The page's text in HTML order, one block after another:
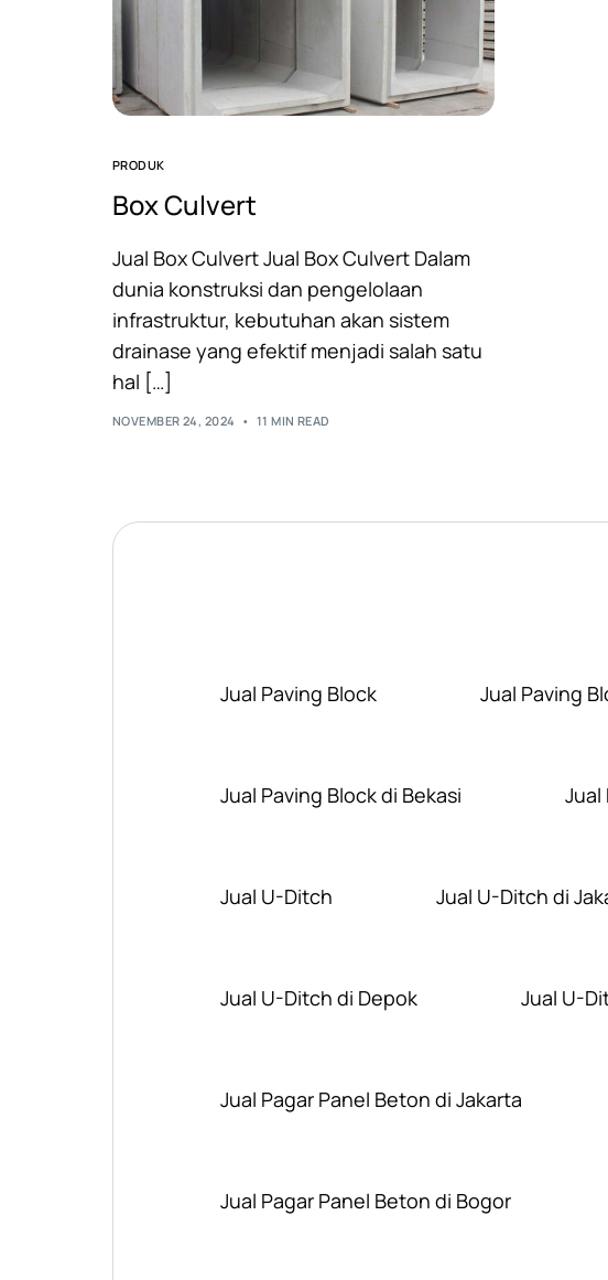
PRODUK
Box Culvert
Jual Box Culvert Jual Box Culvert Dalam
dunia konstruksi dan pengelolaan
infrastruktur, kebutuhan akan sistem
drainase yang efektif menjadi salah satu
hal […]
NOVEMBER 24, 2024 11 MIN READ
Jual Paving Block Jual Paving
Jual Paving Block di Bekasi Jual
Jual U-Ditch Jual U-Ditch di
Jual U-Ditch di Depok Jual U-
Jual Pagar Panel Beton di Jakarta
Jual Pagar Panel Beton di Bogor